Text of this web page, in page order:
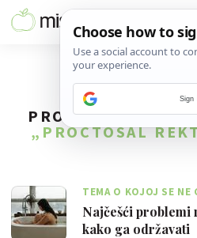
PRONAĐENO2
„PROCTOSAL
TEMA O KOJOJ SE NE
Najčešći problemi
kako ga održavati
Sign